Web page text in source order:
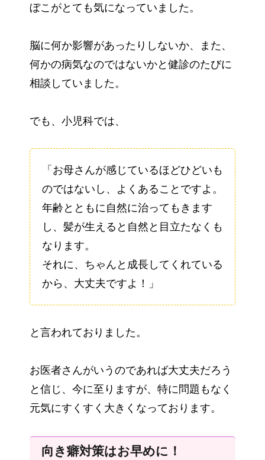
ぼこがとても気になっていました。
脳に何か影響があったりしないか、また、
何かの病気なのではないかと健診のたびに
相談していました。
でも、小児科では、
「お母さんが感じているほどひどいも
のではないし、よくあることですよ。
年齢とともに自然に治ってもきます
し、髪が生えると自然と目立たなくも
なります。
それに、ちゃんと成長してくれている
から、大丈夫ですよ！」
と言われておりました。
お医者さんがいうのであれば大丈夫だろう
と信じ、今に至りますが、特に問題もなく
元気にすくすく大きくなっております。
向き癖対策はお早めに！